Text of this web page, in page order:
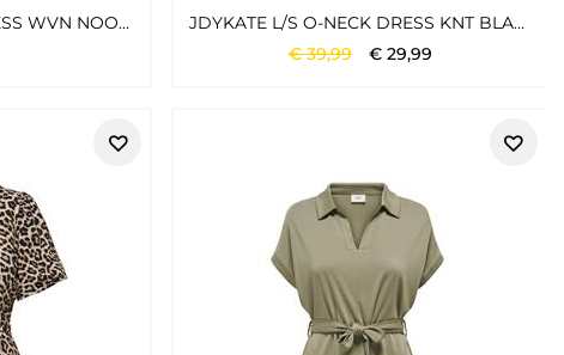
JDYCAYA LINEN S/S DRESS WVN NOOS MOONBEAM
JDYKATE L/S O-NECK DRESS KNT BLACK
€39,99 € 29,99